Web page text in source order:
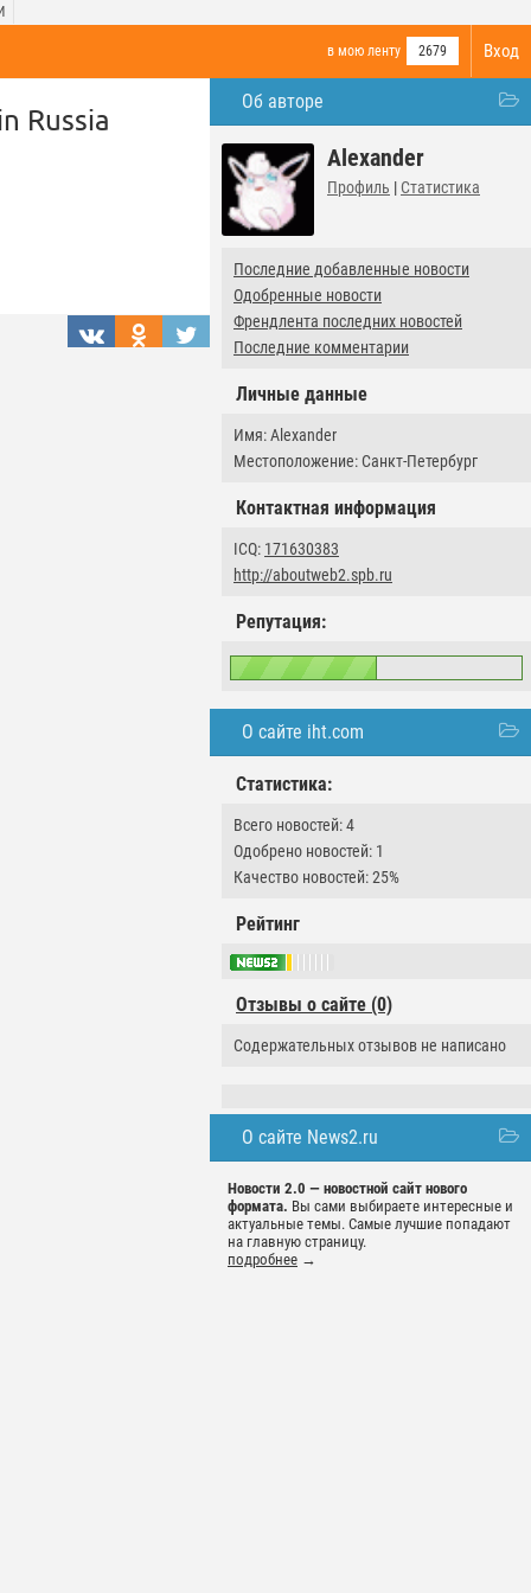
Вход
в мою ленту 2679
Об авторе
Alexander
Профиль | Статистика
Последние добавленные новости
Одобренные новости
Френдлента последних новостей
Последние комментарии
Личные данные
Имя: Alexander
Местоположение: Санкт-Петербург
Контактная информация
ICQ: 171630383
http://aboutweb2.spb.ru
Репутация:
О сайте iht.com
Статистика:
Всего новостей: 4
Одобрено новостей: 1
Качество новостей: 25%
Рейтинг
Отзывы о сайте (0)
Содержательных отзывов не написано
О сайте News2.ru
Новости 2.0 — новостной сайт нового
формата. Вы сами выбираете интересные и
актуальные темы. Самые лучшие попадают
на главную страницу.
подробнее →
Russia